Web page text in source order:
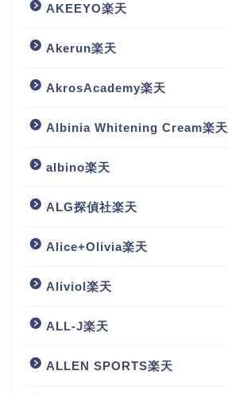
AKEEYO楽天
Akerun楽天
AkrosAcademy楽天
Albinia Whitening Cream楽天
albino楽天
ALG探偵社楽天
Alice+Olivia楽天
Aliviol楽天
ALL-J楽天
ALLEN SPORTS楽天